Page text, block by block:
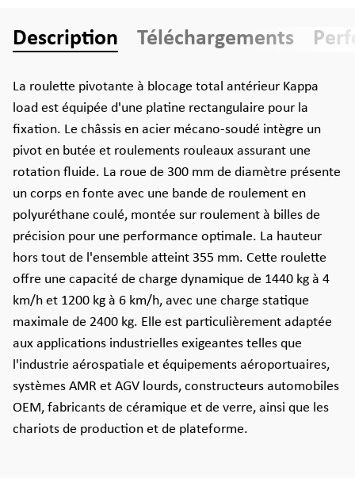
Description Téléchargements
La roulette pivotante à blocage total antérieur Kappa
load est équipée d'une platine rectangulaire pour la
fixation. Le châssis en acier mécano-soudé intègre un
pivot en butée et roulements rouleaux assurant une
rotation fluide. La roue de 300 mm de diamètre présente
un corps en fonte avec une bande de roulement en
polyuréthane coulé, montée sur roulement à billes de
précision pour une performance optimale. La hauteur
hors tout de l'ensemble atteint 355 mm. Cette roulette
offre une capacité de charge dynamique de 1440 kg à 4
km/h et 1200 kg à 6 km/h, avec une charge statique
maximale de 2400 kg. Elle est particulièrement adaptée
aux applications industrielles exigeantes telles que
l'industrie aérospatiale et équipements aéroportuaires,
systèmes AMR et AGV lourds, constructeurs automobiles
OEM, fabricants de céramique et de verre, ainsi que les
chariots de production et de plateforme.